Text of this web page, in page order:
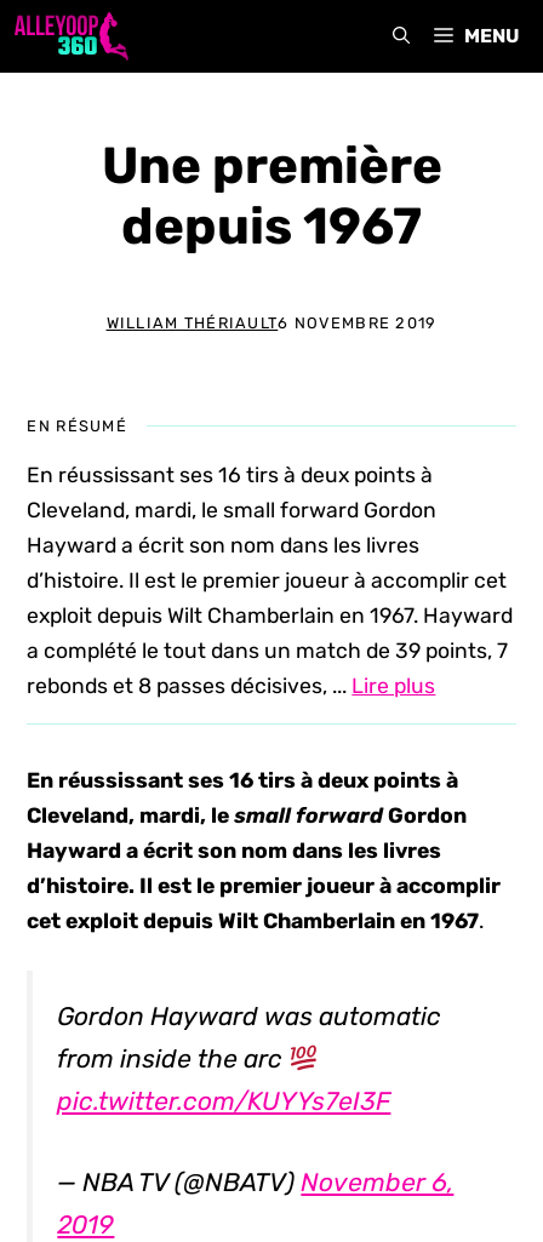
Aller
MENU
Une première
depuis 1967
WILLIAM THÉRIAULT6 NOVEMBRE 2019
EN RÉSUMÉ
En réussissant ses 16 tirs à deux points à
Cleveland, mardi, le small forward Gordon
Hayward a écrit son nom dans les livres
d’histoire. Il est le premier joueur à accomplir cet
exploit depuis Wilt Chamberlain en 1967. Hayward
a complété le tout dans un match de 39 points, 7
rebonds et 8 passes décisives, ... Lire plus
En réussissant ses 16 tirs à deux points à
Cleveland, mardi, lesmall forwardGordon
Hayward a écrit son nom dans les livres
d’histoire. Il est le premier joueur à accomplir
cet exploit depuis Wilt Chamberlain en 1967.
Gordon Hayward was automatic
from inside the arc
pic.twitter.com/KUYYs7eI3F
— NBA TV (@NBATV)November 6,
2019